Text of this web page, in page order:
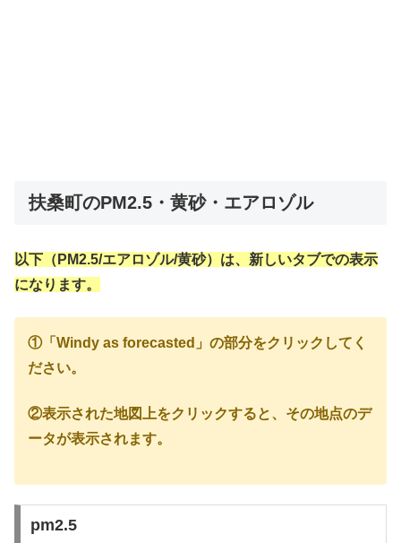
扶桑町のPM2.5・黄砂・エアロゾル
以下（PM2.5/エアロゾル/黄砂）は、新しいタブでの表示
になります。
①「Windy as forecasted」の部分をクリックしてく
ださい。
②表示された地図上をクリックすると、その地点のデ
ータが表示されます。
pm2.5